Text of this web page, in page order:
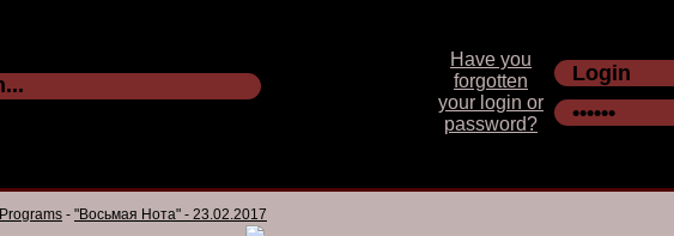
Have you
forgotten
your login or
password?
Programs - "Восьмая Нота" - 23.02.2017